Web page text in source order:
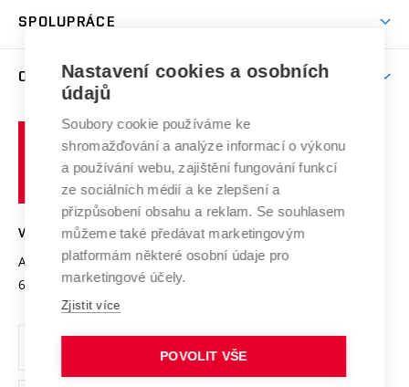
Celoživotní vzdělávání
E-přihláška
Harmonogram akademického roku
Závěrečné práce
Doktorské studium
Zpracování osobních údajů studentů
Sociální bezpečí
Studium bez bariér
Podpora podnikání
Mezinárodní vědecká rada
Systém zajišťování kvality výzkumu
Výzkumné infrastruktury
Transfer znalostí
Open Science
Projekty
Projekty ze strukturálních fondů
Specifický výzkum
SPOLUPRÁCE
Zahraniční spolupráce
Spolupráce se školami
Služby univerzity
Mezinárodní dohody
Univerzitní sítě
O UNIVERZITĚ
Profil univerzity
Udržitelná univerzita
Podnikavá univerzita / ContriBUTe
Bezpečná univerzita
Vyznamenání
Organizační struktura
Ochrana osobních údajů
učení
technické
VYSOKÉ UČENÍ TECHNICKÉ V BRNĚ
Antonínská 548/1
602 00 Brno
www.vut.cz
vut@vutbr.cz
Nastavení cookies a osobních
údajů
Soubory cookie používáme ke
shromažďování a analýze informací o výkonu
a používání webu, zajištění fungování funkcí
ze sociálních médií a ke zlepšení a
přizpůsobení obsahu a reklam. Se souhlasem
můžeme také předávat marketingovým
platformám některé osobní údaje pro
marketingové účely.
Zjistit více
POVOLIT VŠE